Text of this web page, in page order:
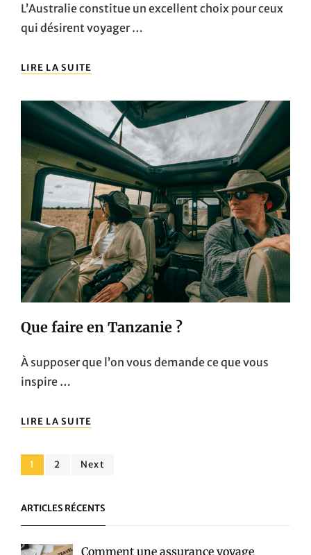
L’Australie constitue un excellent choix pour ceux
qui désirent voyager …
LIRE LA SUITE
EN
EN
FAMILLE
Que faire en Tanzanie ?
À supposer que l’on vous demande ce que vous
inspire …
LIRE LA SUITE
FAIRE
Pagination
publications
Page
1 Page
2 Next
ARTICLES RÉCENTS
Comment une assurance voyage